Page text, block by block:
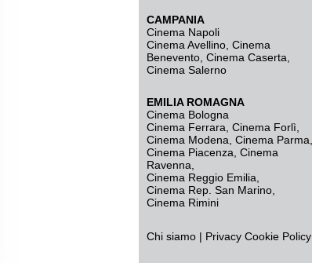
CAMPANIA
Cinema Napoli
Cinema Avellino Cinema
Benevento Cinema Caserta
Cinema Salerno
EMILIA ROMAGNA
Cinema Bologna
Cinema Ferrara Cinema Forlì
Cinema Modena Cinema Parma
Cinema Piacenza Cinema
Ravenna
Cinema Reggio Emilia
Cinema Rep. San Marino
Cinema Rimini
Chi siamo | Privacy Cookie Policy